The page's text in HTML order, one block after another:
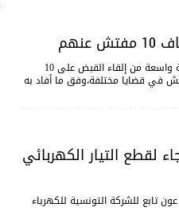
تمكنت فرقة الشرطة العدلية بالقيروان إثر حملة أمنية واسعة من إلقاء القبض على 10
قضايا مختلفة،وفق ما أفاد به
التيار الكهربائي
للشركة التونسية للكهرباء